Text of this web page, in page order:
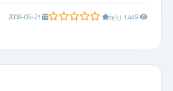
0.0 من 5 نجوم 2008-05-21